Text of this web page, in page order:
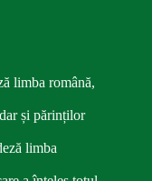
limba română,
și părinților
limba